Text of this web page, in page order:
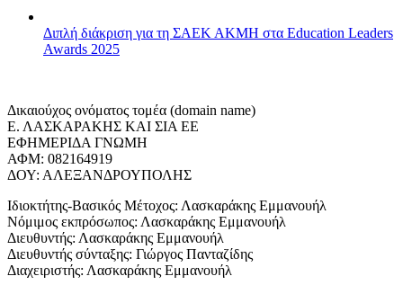
Διπλή διάκριση για τη ΣΑΕΚ ΑΚΜΗ στα Education Leaders
Awards 2025
Δικαιούχος ονόματος τομέα (domain name)
Ε. ΛΑΣΚΑΡΑΚΗΣ ΚΑΙ ΣΙΑ ΕΕ
ΕΦΗΜΕΡΙΔΑ ΓΝΩΜΗ
ΑΦΜ: 082164919
ΔΟΥ: ΑΛΕΞΑΝΔΡΟΥΠΟΛΗΣ
Ιδιοκτήτης-Βασικός Μέτοχος: Λασκαράκης Εμμανουήλ
Νόμιμος εκπρόσωπος: Λασκαράκης Εμμανουήλ
Διευθυντής: Λασκαράκης Εμμανουήλ
Διευθυντής σύνταξης: Γιώργος Πανταζίδης
Διαχειριστής: Λασκαράκης Εμμανουήλ